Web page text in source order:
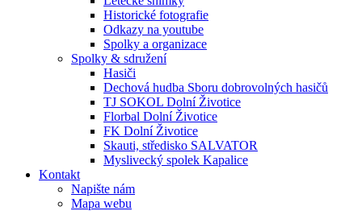
Historické fotografie
Odkazy na youtube
Spolky a organizace
Spolky & sdružení
Hasiči
Dechová hudba Sboru dobrovolných hasičů
TJ SOKOL Dolní Životice
Florbal Dolní Životice
FK Dolní Životice
Skauti, středisko SALVATOR
Myslivecký spolek Kapalice
Kontakt
Napište nám
Mapa webu